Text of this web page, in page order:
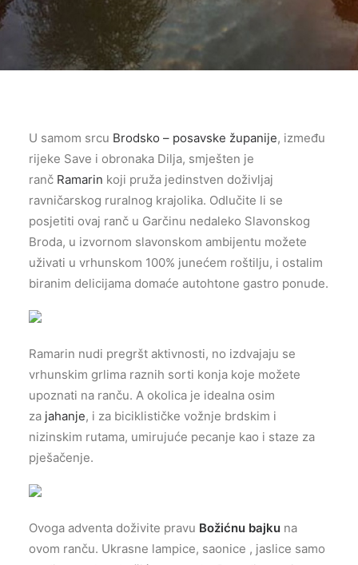
U samom srcu Brodsko – posavske županije, između
rijeke Save i obronaka Dilja, smješten je
ranč Ramarin koji pruža jedinstven doživljaj
ravničarskog ruralnog krajolika. Odlučite li se
posjetiti ovaj ranč u Garčinu nedaleko Slavonskog
Broda, u izvornom slavonskom ambijentu možete
uživati u vrhunskom 100% junećem roštilju, i ostalim
biranim delicijama domaće autohtone gastro ponude.
Ramarin nudi pregršt aktivnosti, no izdvajaju se
vrhunskim grlima raznih sorti konja koje možete
upoznati na ranču. A okolica je idealna osim
za jahanje, i za biciklističke vožnje brdskim i
nizinskim rutama, umirujuće pecanje kao i staze za
pješačenje.
Ovoga adventa doživite pravu Božićnu bajku na
ovom ranču. Ukrasne lampice, saonice , jaslice samo